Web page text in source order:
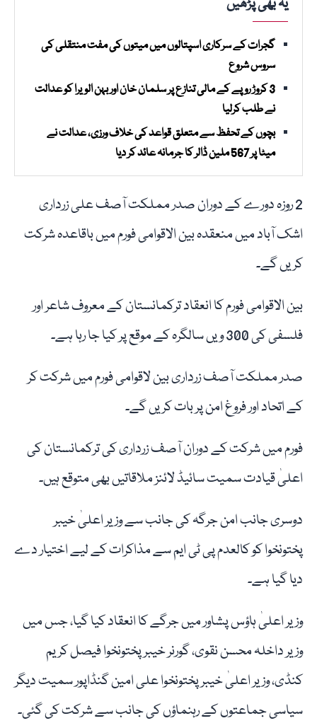
یہ بھی پڑھیں
گجرات کے سرکاری اسپتالوں میں میتوں کی مفت منتقلی کی
سروس شروع
3 کروڑ روپے کے مالی تنازع پر سلمان خان اور بہن الویرا کو عدالت
نے طلب کرلیا
بچوں کے تحفظ سے متعلق قواعد کی خلاف ورزی، عدالت نے
میٹا پر 567 ملین ڈالر کا جرمانہ عائد کر دیا
2 روزہ دورے کے دوران صدر مملکت آصف علی زرداری
اشک آباد میں منعقدہ بین الاقوامی فورم میں باقاعدہ شرکت
کریں گے۔
بین الاقوامی فورم کا انعقاد ترکمانستان کے معروف شاعر اور
فلسفی کی 300 ویں سالگرہ کے موقع پر کیا جا رہا ہے۔
صدر مملکت آصف زرداری بین لاقوامی فورم میں شرکت کر
کے اتحاد اور فروغ امن پر بات کریں گے۔
فورم میں شرکت کے دوران آصف زرداری کی ترکمانستان کی
اعلیٰ قیادت سمیت سائیڈ لائنز ملاقاتیں بھی متوقع ہیں۔
دوسری جانب امن جرگہ کی جانب سے وزیر اعلیٰ خیبر
پختونخوا کو کالعدم پی ٹی ایم سے مذاکرات کے لیے اختیار دے
دیا گیا ہے۔
وزیر اعلیٰ ہاؤس پشاور میں جرگے کا انعقاد کیا گیا، جس میں
وزیر داخلہ محسن نقوی، گورنر خیبر پختونخوا فیصل کریم
کنڈی، وزیر اعلیٰ خیبر پختونخوا علی امین گنڈاپور سمیت دیگر
سیاسی جماعتوں کے رہنماؤں کی جانب سے شرکت کی گئی۔